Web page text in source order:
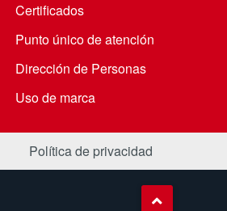
Certificados
Punto único de atención
Dirección de Personas
Uso de marca
Política de privacidad